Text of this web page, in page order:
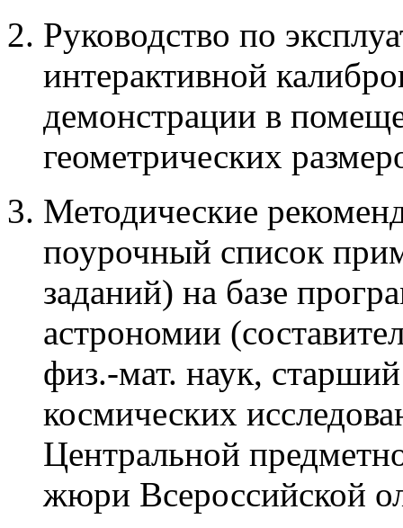
Руководство по
интерактивной
демонстрации в
геометрических
Методические
поурочный список
заданий) на базе
астрономии
физ.-мат. наук,
космических
Центральной
жюри Всероссийской